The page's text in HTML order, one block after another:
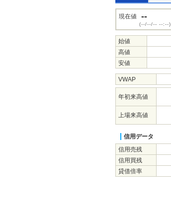
現在値 --
(--/--/-- --:--)
始値
高値
安値
VWAP
年初来高値
上場来高値
信用データ
信用売残
信用買残
貸借倍率